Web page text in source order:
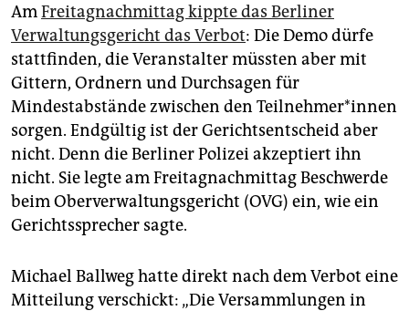
AmFreitagnachmittag kippte das Berliner
Verwaltungsgericht das Verbot: Die Demo dürfe
stattfinden, die Veranstalter müssten aber mit
Gittern, Ordnern und Durchsagen für
Mindestabstände zwischen den Teil­neh­mer*innen
sorgen. Endgültig ist der Gerichtsentscheid aber
nicht. Denn die Berliner Polizei akzeptiert ihn
nicht. Sie legte am Freitagnachmittag Beschwerde
beim Oberverwaltungsgericht (OVG) ein, wie ein
Gerichtssprecher sagte.
Michael Ballweg hatte direkt nach dem Verbot eine
Mitteilung verschickt: „Die Versammlungen in